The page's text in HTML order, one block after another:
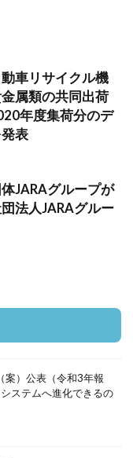
車リサイクル機
属類の共同出荷
年度集荷分のデ
表
JARAグループが
法人JARAグルー
）公表（令和3年報
ステムへ進化できるの